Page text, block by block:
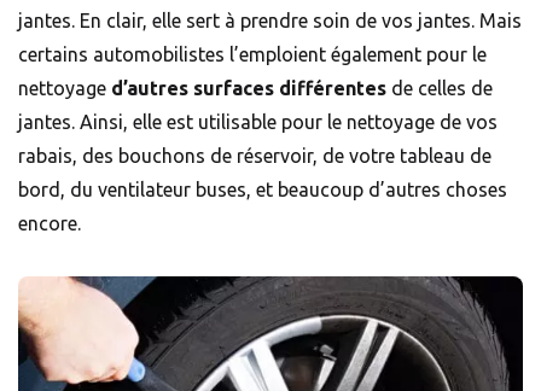
jantes. En clair, elle sert à prendre soin de vos jantes. Mais
certains automobilistes l’emploient également pour le
nettoyage d’autres surfaces différentes de celles de
jantes. Ainsi, elle est utilisable pour le nettoyage de vos
rabais, des bouchons de réservoir, de votre tableau de
bord, du ventilateur buses, et beaucoup d’autres choses
encore.